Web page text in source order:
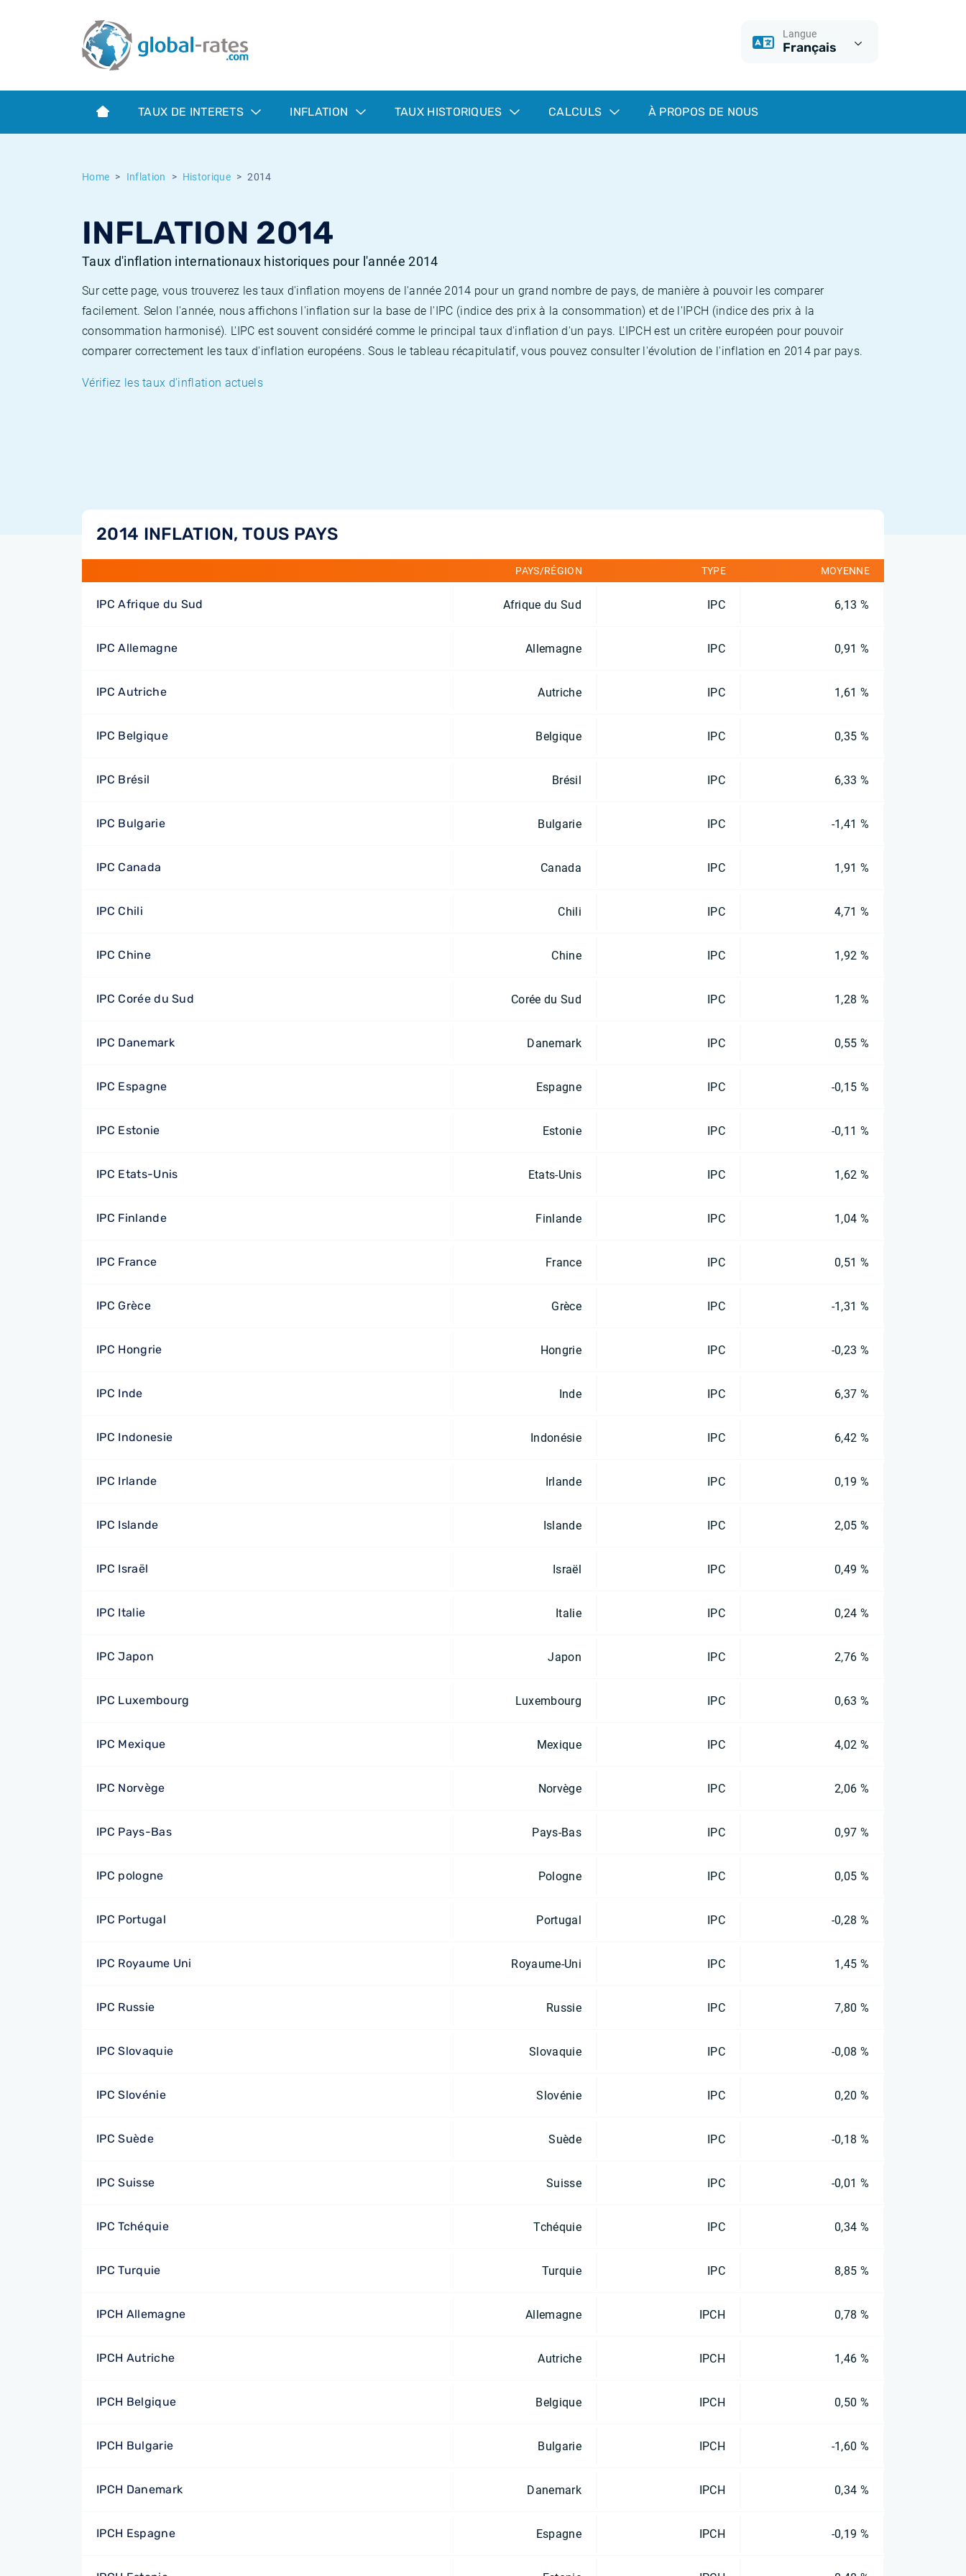
Langue
Français
TAUX DE INTERETS INFLATION TAUX HISTORIQUES CALCULS À PROPOS DE NOUS
Home Inflation Historique 2014
INFLATION 2014
Taux d'inflation internationaux historiques pour l'année 2014
Sur cette page, vous trouverez les taux d'inflation moyens de l'année 2014 pour un grand nombre de pays, de manière à pouvoir les comparer
facilement. Selon l'année, nous affichons l'inflation sur la base de l'IPC (indice des prix à la consommation) et de l'IPCH (indice des prix à la
consommation harmonisé). L'IPC est souvent considéré comme le principal taux d'inflation d'un pays. L'IPCH est un critère européen pour pouvoir
comparer correctement les taux d'inflation européens. Sous le tableau récapitulatif, vous pouvez consulter l'évolution de l'inflation en 2014 par pays.
Vérifiez les taux d'inflation actuels
2014 INFLATION, TOUS PAYS
PAYS/RÉGION TYPE MOYENNE
IPC Afrique du Sud Afrique du Sud IPC 6,13 %
IPC Allemagne Allemagne IPC 0,91 %
IPC Autriche Autriche IPC 1,61 %
IPC Belgique Belgique IPC 0,35 %
IPC Brésil Brésil IPC 6,33 %
IPC Bulgarie Bulgarie IPC -1,41 %
IPC Canada Canada IPC 1,91 %
IPC Chili Chili IPC 4,71 %
IPC Chine Chine IPC 1,92 %
IPC Corée du Sud Corée du Sud IPC 1,28 %
IPC Danemark Danemark IPC 0,55 %
IPC Espagne Espagne IPC -0,15 %
IPC Estonie Estonie IPC -0,11 %
IPC Etats-Unis Etats-Unis IPC 1,62 %
IPC Finlande Finlande IPC 1,04 %
IPC France France IPC 0,51 %
IPC Grèce Grèce IPC -1,31 %
IPC Hongrie Hongrie IPC -0,23 %
IPC Inde Inde IPC 6,37 %
IPC Indonesie Indonésie IPC 6,42 %
IPC Irlande Irlande IPC 0,19 %
IPC Islande Islande IPC 2,05 %
IPC Israël Israël IPC 0,49 %
IPC Italie Italie IPC 0,24 %
IPC Japon Japon IPC 2,76 %
IPC Luxembourg Luxembourg IPC 0,63 %
IPC Mexique Mexique IPC 4,02 %
IPC Norvège Norvège IPC 2,06 %
IPC Pays-Bas Pays-Bas IPC 0,97 %
IPC pologne Pologne IPC 0,05 %
IPC Portugal Portugal IPC -0,28 %
IPC Royaume Uni Royaume-Uni IPC 1,45 %
IPC Russie Russie IPC 7,80 %
IPC Slovaquie Slovaquie IPC -0,08 %
IPC Slovénie Slovénie IPC 0,20 %
IPC Suède Suède IPC -0,18 %
IPC Suisse Suisse IPC -0,01 %
IPC Tchéquie Tchéquie IPC 0,34 %
IPC Turquie Turquie IPC 8,85 %
IPCH Allemagne Allemagne IPCH 0,78 %
IPCH Autriche Autriche IPCH 1,46 %
IPCH Belgique Belgique IPCH 0,50 %
IPCH Bulgarie Bulgarie IPCH -1,60 %
IPCH Danemark Danemark IPCH 0,34 %
IPCH Espagne Espagne IPCH -0,19 %
Term SOFR
Qu'est-ce que l'inflation IPC?
Qu'est-ce que l'inflation IPCH?
Taux Euribor historiques
Taux ESTER historiques
Taux d'inflation historiques
Calculateur d’inflation